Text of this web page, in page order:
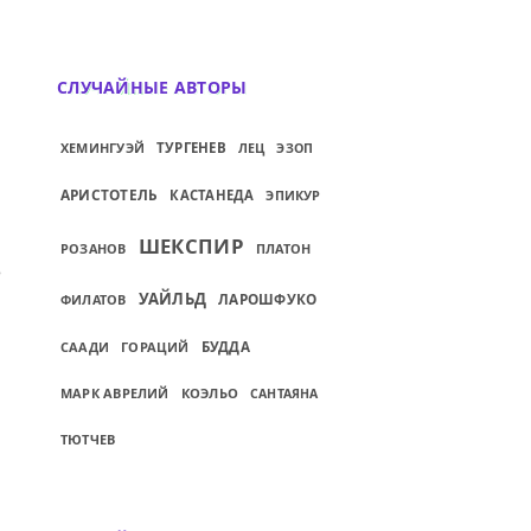
МОГУ ОТВЕТИТЬ...
В АВТОБУСЕ: — ДЕВУШКА, ВЫ НА
СЛУЧАЙНЫЕ АВТОРЫ
ХЕМИНГУЭЙ ТУРГЕНЕВ ЛЕЦ ЭЗОП
АРИСТОТЕЛЬ КАСТАНЕДА ЭПИКУР
РОЗАНОВ ШЕКСПИР ПЛАТОН
ФИЛАТОВ УАЙЛЬД ЛАРОШФУКО
СААДИ ГОРАЦИЙ БУДДА
МАРК АВРЕЛИЙ КОЭЛЬО САНТАЯНА
ТЮТЧЕВ